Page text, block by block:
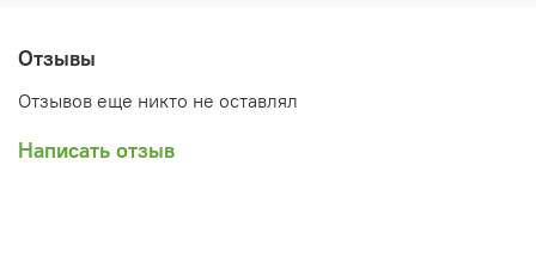
Отзывы
Отзывов еще никто не оставлял
Написать отзыв